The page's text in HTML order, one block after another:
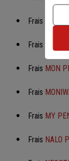
Frais MON
Frais
Frais MON
Frais
Frais MY
Frais NALO